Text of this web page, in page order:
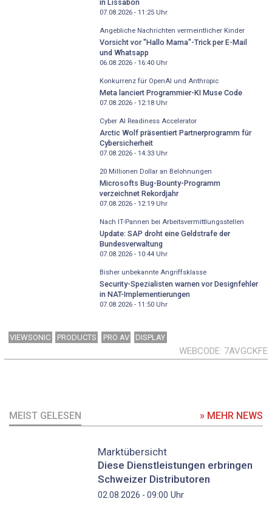
in Lissabon
07.08.2026 - 11:25Uhr
Angebliche Nachrichten vermeintlicher Kinder
Vorsicht vor "Hallo Mama"-Trick per E-Mail
und Whatsapp
06.08.2026 - 16:40Uhr
Konkurrenz für OpenAI und Anthropic
Meta lanciert Programmier-KI Muse Code
07.08.2026 - 12:18Uhr
Cyber AI Readiness Accelerator
Arctic Wolf präsentiert Partnerprogramm für
Cybersicherheit
07.08.2026 - 14:33Uhr
20 Millionen Dollar an Belohnungen
Microsofts Bug-Bounty-Programm
verzeichnet Rekordjahr
07.08.2026 - 12:19Uhr
Nach IT-Pannen bei Arbeitsvermittlungsstellen
Update: SAP droht eine Geldstrafe der
Bundesverwaltung
07.08.2026 - 10:44Uhr
Bisher unbekannte Angriffsklasse
Security-Spezialisten warnen vor Designfehler
in NAT-Implementierungen
07.08.2026 - 11:50Uhr
VIEWSONIC PRODUCTS PRO AV DISPLAY
WEBCODE 7AVGCKFE
MEIST GELESEN » MEHR NEWS
Marktübersicht
Diese Dienstleistungen erbringen
Schweizer Distributoren
02.08.2026 - 09:00 Uhr